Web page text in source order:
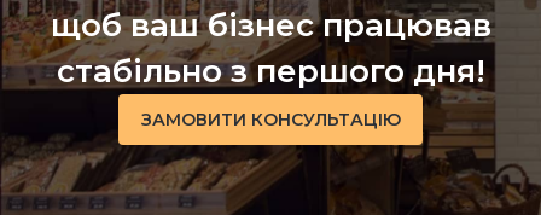
щоб ваш бізнес працював
стабільно з першого дня!
ЗАМОВИТИ КОНСУЛЬТАЦІЮ